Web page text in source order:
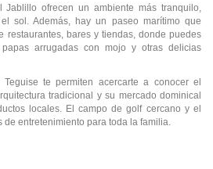
Jablillo ofrecen un ambiente más tranquilo,
sol. Además, hay un paseo marítimo que
restaurantes, bares y tiendas, donde puedes
papas arrugadas con mojo y otras delicias
te permiten acercarte a conocer el
tradicional y su mercado dominical
locales. El campo de golf cercano y el
entretenimiento para toda la familia.